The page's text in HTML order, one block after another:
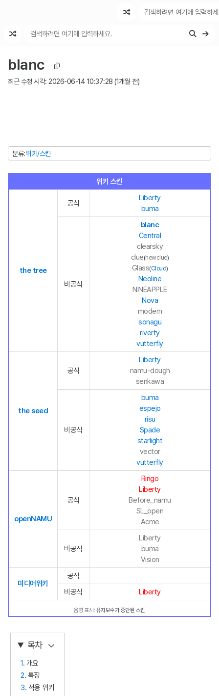
blanc
최근 수정 시각: 2026-06-14 10:37:28 (1개월 전)
분류 위키/스킨
위키 스킨
the tree
공식
Liberty
buma
비공식
blanc
Central
clearsky
clue(newclue)
Glass(Cloud)
Neoline
NINEAPPLE
Nova
modern
sonagu
riverty
vutterfly
the seed
공식
Liberty
namu-dough
senkawa
비공식
buma
espejo
risu
Spade
starlight
vector
vutterfly
openNAMU
공식
Ringo
Liberty
Before_namu
SL_open
Acme
비공식
Liberty
buma
Vision
미디어위키
공식
비공식
Liberty
음영 표시: 유지보수가 중단된 스킨
목차
1. 개요
2. 특징
3. 적용 위키